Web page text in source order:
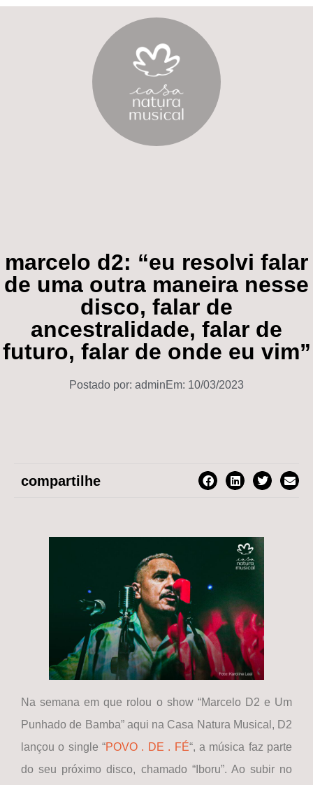
marcelo d2: “eu resolvi falar
de uma outra maneira nesse
disco, falar de
ancestralidade, falar de
futuro, falar de onde eu vim”
Postado por: adminEm: 10/03/2023
compartilhe
Na semana em que rolou o show “Marcelo D2 e Um
Punhado de Bamba” aqui na Casa Natura Musical, D2
lançou o single “POVO . DE . FÉ“, a música faz parte
do seu próximo disco, chamado “Iboru”. Ao subir no